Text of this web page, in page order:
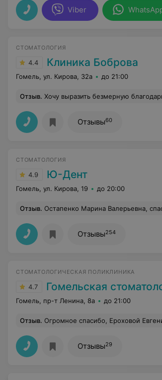
Viber
СТОМАТОЛОГИЯ
4.4 Клиника Боброва
Гомель, ул. Кирова, 32а до 21:00
Отзыв. Хочу выразить безмерную благодарность коллективу клиники Боброва и лично Игорю Васильевичу, который имея в своем распоряжении ограниченное временное пространство, внимательно и профессионально оказал
Отзывы60
СТОМАТОЛОГИЯ
4.9 Ю-Дент
Гомель, ул. Кирова, 19 до 20:00
Отзыв. Остапенко Марина Валерьевна, спасибо за прекрасную работу! Детская стоматология на высшем уровне! Мой ребенок был счастлив и не испытывал страха.
Отзывы254
СТОМАТОЛОГИЧЕСКАЯ ПОЛИКЛИНИКА
4.7 Гомельская
Гомель, пр-т Ленина, 8а до 21:00
Отзыв. Огромное спасибо, Ероховой Евгении Евгеньевне ! Замечательный, прекрасный специалист, профессионал
Отзывы29